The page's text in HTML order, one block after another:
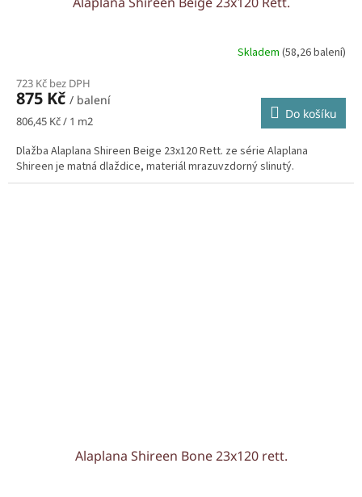
Skladem (58,26 balení)
723 Kč bez DPH
875 Kč / balení
Měrná
806,45 Kč / 1 m2 Do košíku
Dlažba Alaplana Shireen Beige 23x120 Rett. ze série Alaplana
Shireen je matná dlaždice, materiál mrazuvzdorný slinutý.
Alaplana Shireen Bone 23x120 rett.